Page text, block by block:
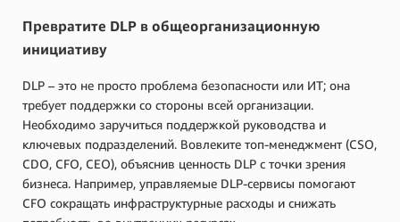
Превратите DLP в общеорганизационную
инициативу
DLP – это не просто проблема безопасности или ИТ; она
требует поддержки со стороны всей организации.
Необходимо заручиться поддержкой руководства и
ключевых подразделений. Вовлеките топ-менеджмент (CSO,
CDO, CFO, CEO), объяснив ценность DLP с точки зрения
бизнеса. Например, управляемые DLP-сервисы помогают
CFO сокращать инфраструктурные расходы и снижать